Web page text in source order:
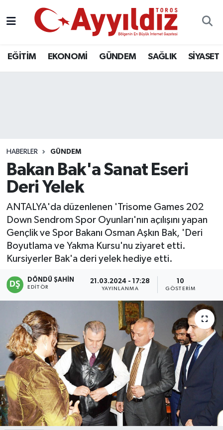
EĞİTİM EKONOMİ GÜNDEM SAĞLIK SİYASET
HABERLER GÜNDEM
Bakan Bak'a Sanat Eseri
Deri Yelek
ANTALYA'da düzenlenen 'Trisome Games 202
Down Sendrom Spor Oyunları'nın açılışını yapan
Gençlik ve Spor Bakanı Osman Aşkın Bak, 'Deri
Boyutlama ve Yakma Kursu'nu ziyaret etti.
Kursiyerler Bak'a deri yelek hediye etti.
DÖNDÜ ŞAHİN
EDITÖR
21.03.2024 - 17:28
YAYINLANMA
10
GÖSTERIM